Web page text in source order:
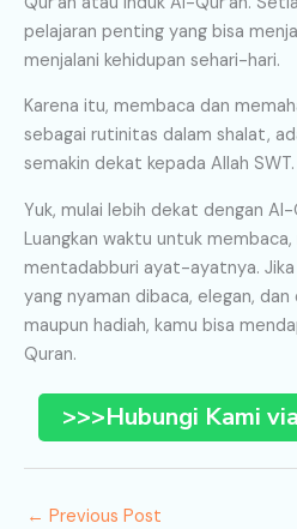
pelajaran penting yang bisa
menjalani kehidupan sehari-hari.
Karena itu, membaca dan
sebagai rutinitas dalam shalat,
semakin dekat kepada Allah SWT.
Yuk, mulai lebih dekat dengan Al-
Luangkan waktu untuk
mentadabburi ayat-ayatnya. Jika
yang nyaman dibaca, elegan,
maupun hadiah, kamu bisa
Quran.
>>>Hubungi Kami
← Previous Post